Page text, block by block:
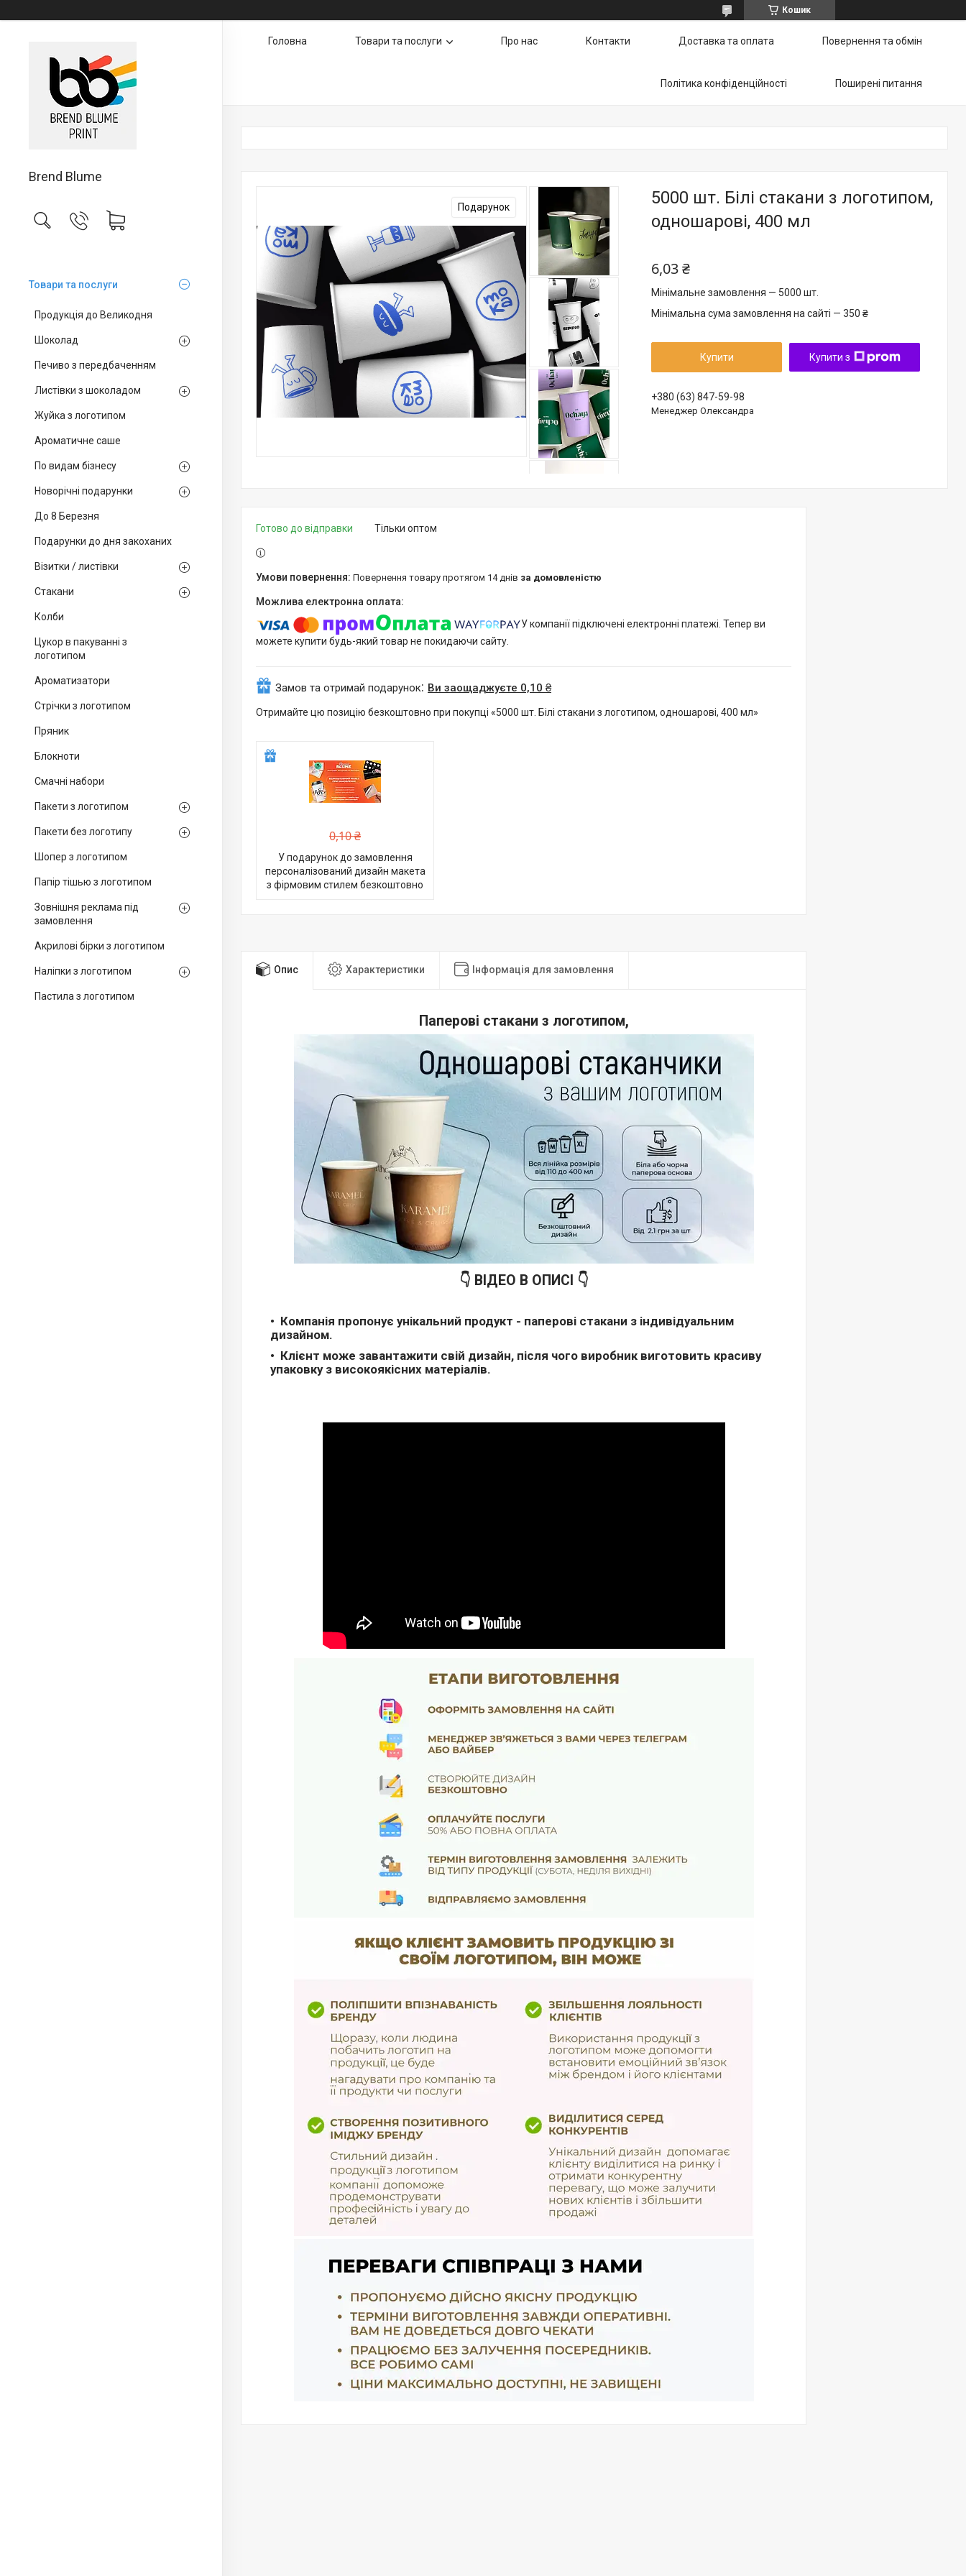
Кошик
Brend Blume
Товари та послуги
Продукція до Великодня
Шоколад
Печиво з передбаченням
Листівки з шоколадом
Жуйка з логотипом
Ароматичне саше
По видам бізнесу
Новорічні подарунки
До 8 Березня
Подарунки до дня закоханих
Візитки / листівки
Стакани
Колби
Цукор в пакуванні з
логотипом
Ароматизатори
Стрічки з логотипом
Пряник
Блокноти
Смачні набори
Пакети з логотипом
Пакети без логотипу
Шопер з логотипом
Папір тішью з логотипом
Зовнішня реклама під
замовлення
Акрилові бірки з логотипом
Наліпки з логотипом
Пастила з логотипом
Головна Товари та послуги Про нас Контакти Доставка та оплата Повернення та обмін
Політика конфіденційності Поширені питання
Подарунок
5000 шт. Білі стакани з логотипом,
одношарові, 400 мл
6,03 ₴
Мінімальне замовлення — 5000 шт.
Мінімальна сума замовлення на сайті — 350 ₴
Купити Купити з
+380 (63) 847-59-98
Менеджер Олександра
Готово до відправки Тільки оптом
повернення товару протягом 14 днів за домовленістю
У компанії підключені електронні платежі. Тепер ви
можете купити будь-який товар не покидаючи сайту.
Замов та отримай подарунок Ви заощаджуєте 0,10 ₴
Отримайте цю позицію безкоштовно при покупці «5000 шт. Білі стакани з логотипом, одношарові, 400 мл»
0,10 ₴
У подарунок до замовлення
персоналізований дизайн макета
з фірмовим стилем безкоштовно
Опис Характеристики Інформація для замовлення
Паперові стакани з логотипом,
👇 ВІДЕО В ОПИСІ 👇
Компанія пропонує унікальний продукт - паперові стакани з індивідуальним
дизайном.
Клієнт може завантажити свій дизайн, після чого виробник виготовить красиву
упаковку з високоякісних матеріалів.